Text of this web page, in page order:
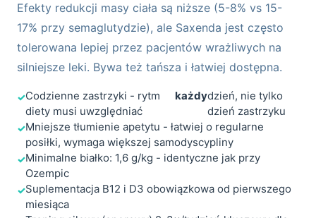
Efekty redukcji masy ciała są niższe (5-8% vs 15-
17% przy semaglutydzie), ale Saxenda jest często
tolerowana lepiej przez pacjentów wrażliwych na
silniejsze leki. Bywa też tańsza i łatwiej dostępna.
Codzienne zastrzyki - rytm
diety musi uwzględniać
każdydzień, nie tylko
dzień zastrzyku
Mniejsze tłumienie apetytu - łatwiej o regularne
posiłki, wymaga większej samodyscypliny
Minimalne białko: 1,6 g/kg - identyczne jak przy
Ozempic
Suplementacja B12 i D3 obowiązkowa od pierwszego
miesiąca